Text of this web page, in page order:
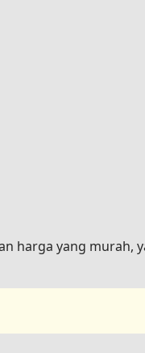
harga yang murah,